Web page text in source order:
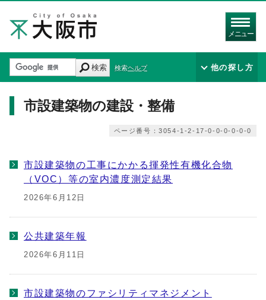
メニュー
検索 検索ヘルプ 他の探し方
市設建築物の建設・整備
ページ番号：3054-1-2-17-0-0-0-0-0-0
市設建築物の工事にかかる揮発性有機化合物
（VOC）等の室内濃度測定結果
2026年6月12日
公共建築年報
2026年6月11日
市設建築物のファシリティマネジメント